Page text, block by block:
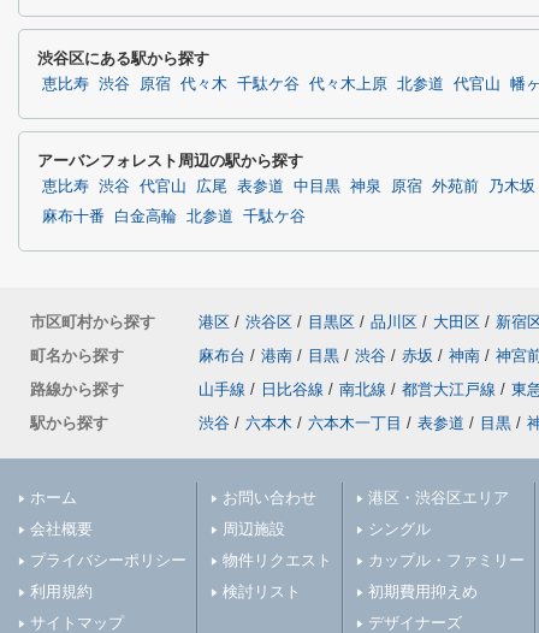
渋谷区にある駅から探す
恵比寿 渋谷 原宿 代々木 千駄ケ谷 代々木上原 北参道 代官山 幡
アーバンフォレスト周辺の駅から探す
恵比寿 渋谷 代官山 広尾 表参道 中目黒 神泉 原宿 外苑前
乃木坂
麻布十番
白金高輪 北参道 千駄ケ谷
市区町村から探す 港区 / 渋谷区 / 目黒区 / 品川区 / 大田区 / 新宿
町名から探す
麻布台 / 港南 / 目黒 / 渋谷 / 赤坂 / 神南 / 神宮
路線から探す
山手線 / 日比谷線 / 南北線 / 都営大江戸線 / 東
駅から探す
渋谷 / 六本木 / 六本木一丁目 / 表参道 / 目黒 /
ホーム
会社概要
プライバシーポリシー
利用規約
サイトマップ
お問い合わせ
周辺施設
物件リクエスト
検討リスト
港区・渋谷区エリア
シングル
カップル・ファミリー
初期費用抑えめ
デザイナーズ